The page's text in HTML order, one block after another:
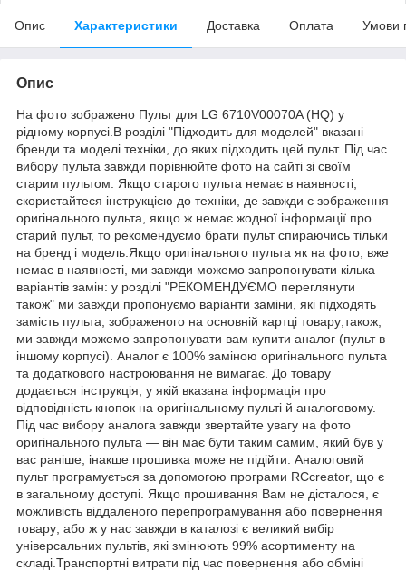
Опис Характеристики Доставка Оплата Умови
Опис
На фото зображено Пульт для LG 6710V00070A (HQ) у
рідному корпусі.В розділі "Підходить для моделей" вказані
бренди та моделі техніки, до яких підходить цей пульт. Під час
вибору пульта завжди порівнюйте фото на сайті зі своїм
старим пультом. Якщо старого пульта немає в наявності,
скористайтеся інструкцією до техніки, де завжди є зображення
оригінального пульта, якщо ж немає жодної інформації про
старий пульт, то рекомендуємо брати пульт спираючись тільки
на бренд і модель.Якщо оригінального пульта як на фото, вже
немає в наявності, ми завжди можемо запропонувати кілька
варіантів замін: у розділі "РЕКОМЕНДУЄМО переглянути
також" ми завжди пропонуємо варіанти заміни, які підходять
замість пульта, зображеного на основній картці товару;також,
ми завжди можемо запропонувати вам купити аналог (пульт в
іншому корпусі). Аналог є 100% заміною оригінального пульта
та додаткового настроювання не вимагає. До товару
додається інструкція, у якій вказана інформація про
відповідність кнопок на оригінальному пульті й аналоговому.
Під час вибору аналога завжди звертайте увагу на фото
оригінального пульта — він має бути таким самим, який був у
вас раніше, інакше прошивка може не підійти. Аналоговий
пульт програмується за допомогою програми RCcreator, що є
в загальному доступі. Якщо прошивання Вам не дісталося, є
можливість віддаленого перепрограмування або повернення
товару; або ж у нас завжди в каталозі є великий вибір
універсальних пультів, які змінюють 99% асортименту на
складі.Транспортні витрати під час повернення або обміні